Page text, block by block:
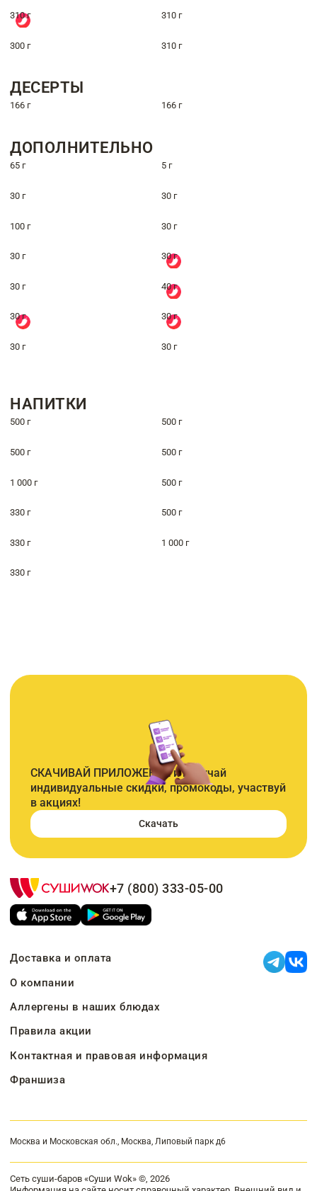
310 г 310 г
300 г 310 г
ДЕСЕРТЫ
166 г 166 г
ДОПОЛНИТЕЛЬНО
65 г 5 г
30 г 30 г
100 г 30 г
30 г 30 г
30 г 40 г
30 г 30 г
30 г 30 г
НАПИТКИ
500 г 500 г
500 г 500 г
1 000 г 500 г
330 г 500 г
330 г 1 000 г
330 г
СКАЧИВАЙ ПРИЛОЖЕНИЕ и получай
индивидуальные скидки, промокоды, участвуй
в акциях!
Скачать
+7 (800) 333-05-00
Доставка и оплата
О компании
Аллергены в наших блюдах
Правила акции
Контактная и правовая информация
Франшиза
Москва и Московская обл., Москва, Липовый парк д6
Сеть суши-баров «Суши Wok» ©, 2026